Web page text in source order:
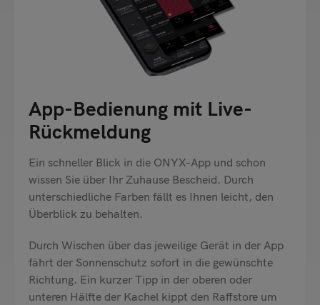
App-Bedienung mit Live-
Rückmeldung
Ein schneller Blick in die ONYX-App und schon
wissen Sie über Ihr Zuhause Bescheid. Durch
unterschiedliche Farben fällt es Ihnen leicht, den
Überblick zu behalten.
Durch Wischen über das jeweilige Gerät in der App
fährt der Sonnenschutz sofort in die gewünschte
Richtung. Ein kurzer Tipp in der oberen oder
unteren Hälfte der Kachel kippt den Raffstore um